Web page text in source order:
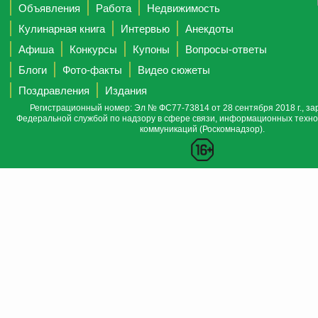
Объявления
Работа
Недвижимость
Кулинарная книга
Интервью
Анекдоты
Афиша
Конкурсы Купоны
Вопросы-ответы
Блоги
Фото-факты
Видео сюжеты
Поздравления
Издания
Регистрационный номер: Эл № ФС77-73814 от 28 сентября 2018 г.,
Федеральной службой по надзору в сфере связи, информационных
коммуникаций (Роскомнадзор).